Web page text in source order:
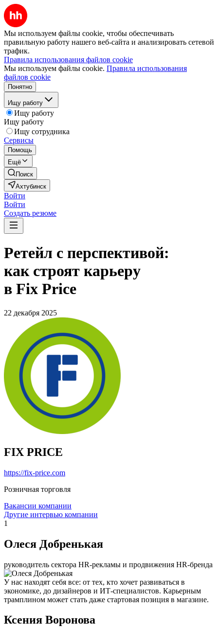
Мы используем файлы cookie, чтобы обеспечивать
правильную работу нашего веб-сайта и анализировать сетевой
трафик.
Правила использования файлов cookie
Мы используем файлы cookie. Правила использования
файлов cookie
Понятно
Ищу работу
Ищу работу
Ищу работу
Ищу сотрудника
Сервисы
Помощь
Ещё
Поиск
Ахтубинск
Войти
Войти
Создать резюме
Ретейл с перспективой:
как строят карьеру
в Fix Price
22 декабря 2025
FIX PRICE
https://fix-price.com
Розничная торговля
Вакансии компании
Другие интервью компании
1
Олеся Добренькая
руководитель сектора HR-рекламы и продвижения HR-бренда
У нас находят себя все: от тех, кто хочет развиваться в
экономике, до дизайнеров и ИТ-специалистов. Карьерным
трамплином может стать даже стартовая позиция в магазине.
Ксения Воронова